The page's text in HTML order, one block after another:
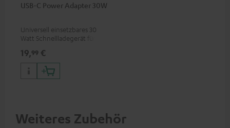
USB-C Power Adapter 30W
Universell einsetzbares 30
Watt Schnellladegerät für
Apple iPhones, Android
Smartphones, Tablets und
Geräte mit USB-C-Anschluss
19,99 €
Weiteres Zubehör